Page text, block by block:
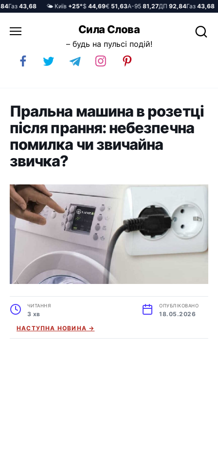
43,68 🌤️ Київ+25°$44,69€51,63А-9581,27ДП92,84Газ43,68
до
Сила Слова
– будь на пульсі подій!
Пральна машина в розетці
після прання: небезпечна
помилка чи звичайна
звичка?
ЧИТАННЯ
3 хв
ОПУБЛІКОВАНО
18.05.2026
НАСТУПНА НОВИНА →